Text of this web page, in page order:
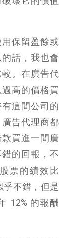
保留盈餘或
話，我也會
。在廣告代
高的價格買
這間公司的
告代理商都
買進一間廣
的回報，不
票的績效比
乎不錯，但是
12% 的報酬